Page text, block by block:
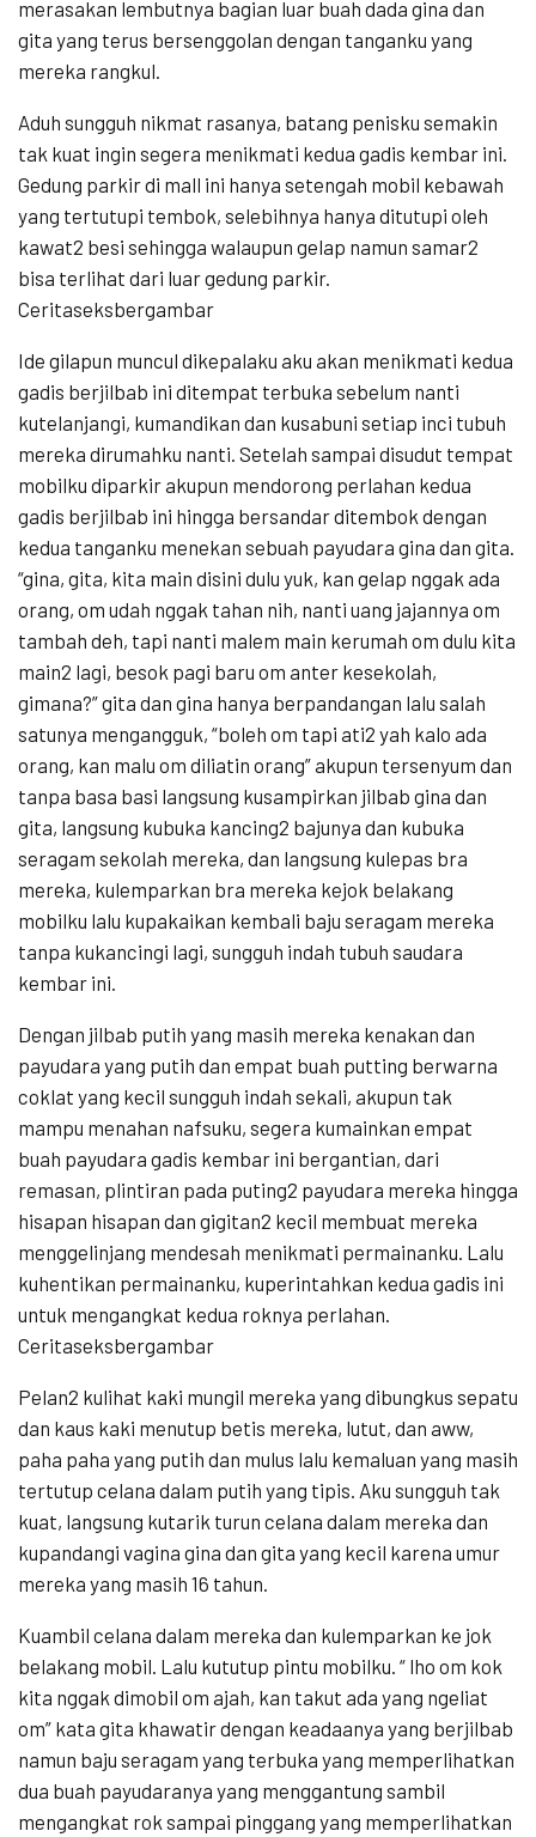
merasakan lembutnya bagian luar buah dada gina dan
gita yang terus bersenggolan dengan tanganku yang
mereka rangkul.
Aduh sungguh nikmat rasanya, batang penisku semakin
tak kuat ingin segera menikmati kedua gadis kembar ini.
Gedung parkir di mall ini hanya setengah mobil kebawah
yang tertutupi tembok, selebihnya hanya ditutupi oleh
kawat2 besi sehingga walaupun gelap namun samar2
bisa terlihat dari luar gedung parkir.
Ceritaseksbergambar
Ide gilapun muncul dikepalaku aku akan menikmati kedua
gadis berjilbab ini ditempat terbuka sebelum nanti
kutelanjangi, kumandikan dan kusabuni setiap inci tubuh
mereka dirumahku nanti. Setelah sampai disudut tempat
mobilku diparkir akupun mendorong perlahan kedua
gadis berjilbab ini hingga bersandar ditembok dengan
kedua tanganku menekan sebuah payudara gina dan gita.
“gina, gita, kita main disini dulu yuk, kan gelap nggak ada
orang, om udah nggak tahan nih, nanti uang jajannya om
tambah deh, tapi nanti malem main kerumah om dulu kita
main2 lagi, besok pagi baru om anter kesekolah,
gimana?” gita dan gina hanya berpandangan lalu salah
satunya mengangguk, “boleh om tapi ati2 yah kalo ada
orang, kan malu om diliatin orang” akupun tersenyum dan
tanpa basa basi langsung kusampirkan jilbab gina dan
gita, langsung kubuka kancing2 bajunya dan kubuka
seragam sekolah mereka, dan langsung kulepas bra
mereka, kulemparkan bra mereka kejok belakang
mobilku lalu kupakaikan kembali baju seragam mereka
tanpa kukancingi lagi, sungguh indah tubuh saudara
kembar ini.
Dengan jilbab putih yang masih mereka kenakan dan
payudara yang putih dan empat buah putting berwarna
coklat yang kecil sungguh indah sekali, akupun tak
mampu menahan nafsuku, segera kumainkan empat
buah payudara gadis kembar ini bergantian, dari
remasan, plintiran pada puting2 payudara mereka hingga
hisapan hisapan dan gigitan2 kecil membuat mereka
menggelinjang mendesah menikmati permainanku. Lalu
kuhentikan permainanku, kuperintahkan kedua gadis ini
untuk mengangkat kedua roknya perlahan.
Ceritaseksbergambar
Pelan2 kulihat kaki mungil mereka yang dibungkus sepatu
dan kaus kaki menutup betis mereka, lutut, dan aww,
paha paha yang putih dan mulus lalu kemaluan yang masih
tertutup celana dalam putih yang tipis. Aku sungguh tak
kuat, langsung kutarik turun celana dalam mereka dan
kupandangi vagina gina dan gita yang kecil karena umur
mereka yang masih 16 tahun.
Kuambil celana dalam mereka dan kulemparkan ke jok
belakang mobil. Lalu kututup pintu mobilku. “ lho om kok
kita nggak dimobil om ajah, kan takut ada yang ngeliat
om” kata gita khawatir dengan keadaanya yang berjilbab
namun baju seragam yang terbuka yang memperlihatkan
dua buah payudaranya yang menggantung sambil
mengangkat rok sampai pinggang yang memperlihatkan